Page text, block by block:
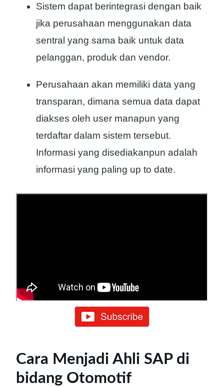
Sistem dapat berintegrasi dengan baik
jika perusahaan menggunakan data
sentral yang sama baik untuk data
pelanggan, produk dan vendor.
Perusahaan akan memiliki data yang
transparan, dimana semua data dapat
diakses oleh user manapun yang
terdaftar dalam sistem tersebut.
Informasi yang disediakanpun adalah
informasi yang paling up to date.
Cara Menjadi Ahli SAP di
bidang Otomotif